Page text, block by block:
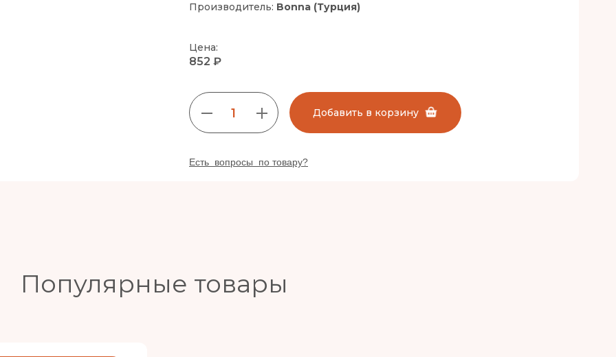
Производитель: Bonna (Турция)
Цена:
852 ₽
1 Добавить в корзину
Есть вопросы по товару?
Популярные товары